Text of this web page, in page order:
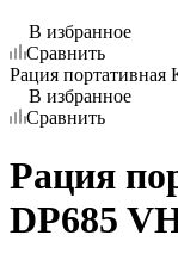
В избранное
Сравнить
Рация
В избранное
Сравнить
Рация
DP685